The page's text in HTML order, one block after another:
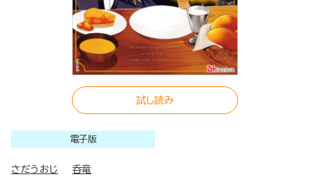
試し読み
電子版
さだうおじ 呑竜